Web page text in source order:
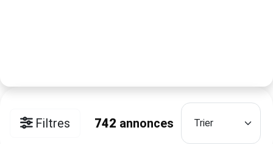
Filtres 742 annonces